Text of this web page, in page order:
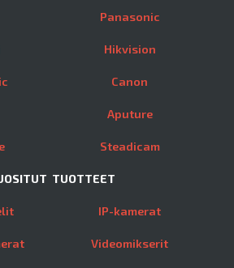
Panasonic
Hikvision
Canon
Aputure
Steadicam
TUOTTEET
IP-kamerat
Videomikserit